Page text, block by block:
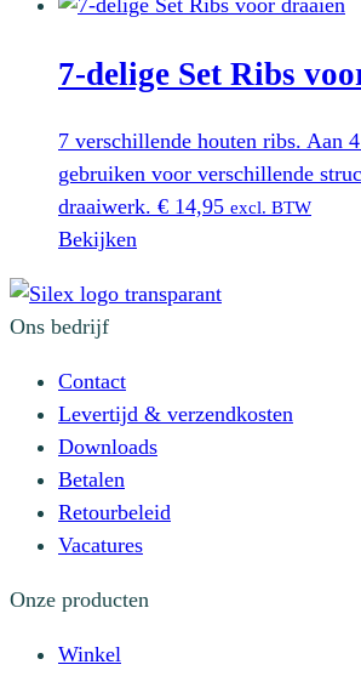
7-delige Set Ribs
7 verschillende houten ribs. Aan
gebruiken voor verschillende
draaiwerk. € 14,95 excl. BTW
Bekijken
Ons bedrijf
Contact
Levertijd & verzendkosten
Downloads
Betalen
Retourbeleid
Vacatures
Onze producten
Winkel